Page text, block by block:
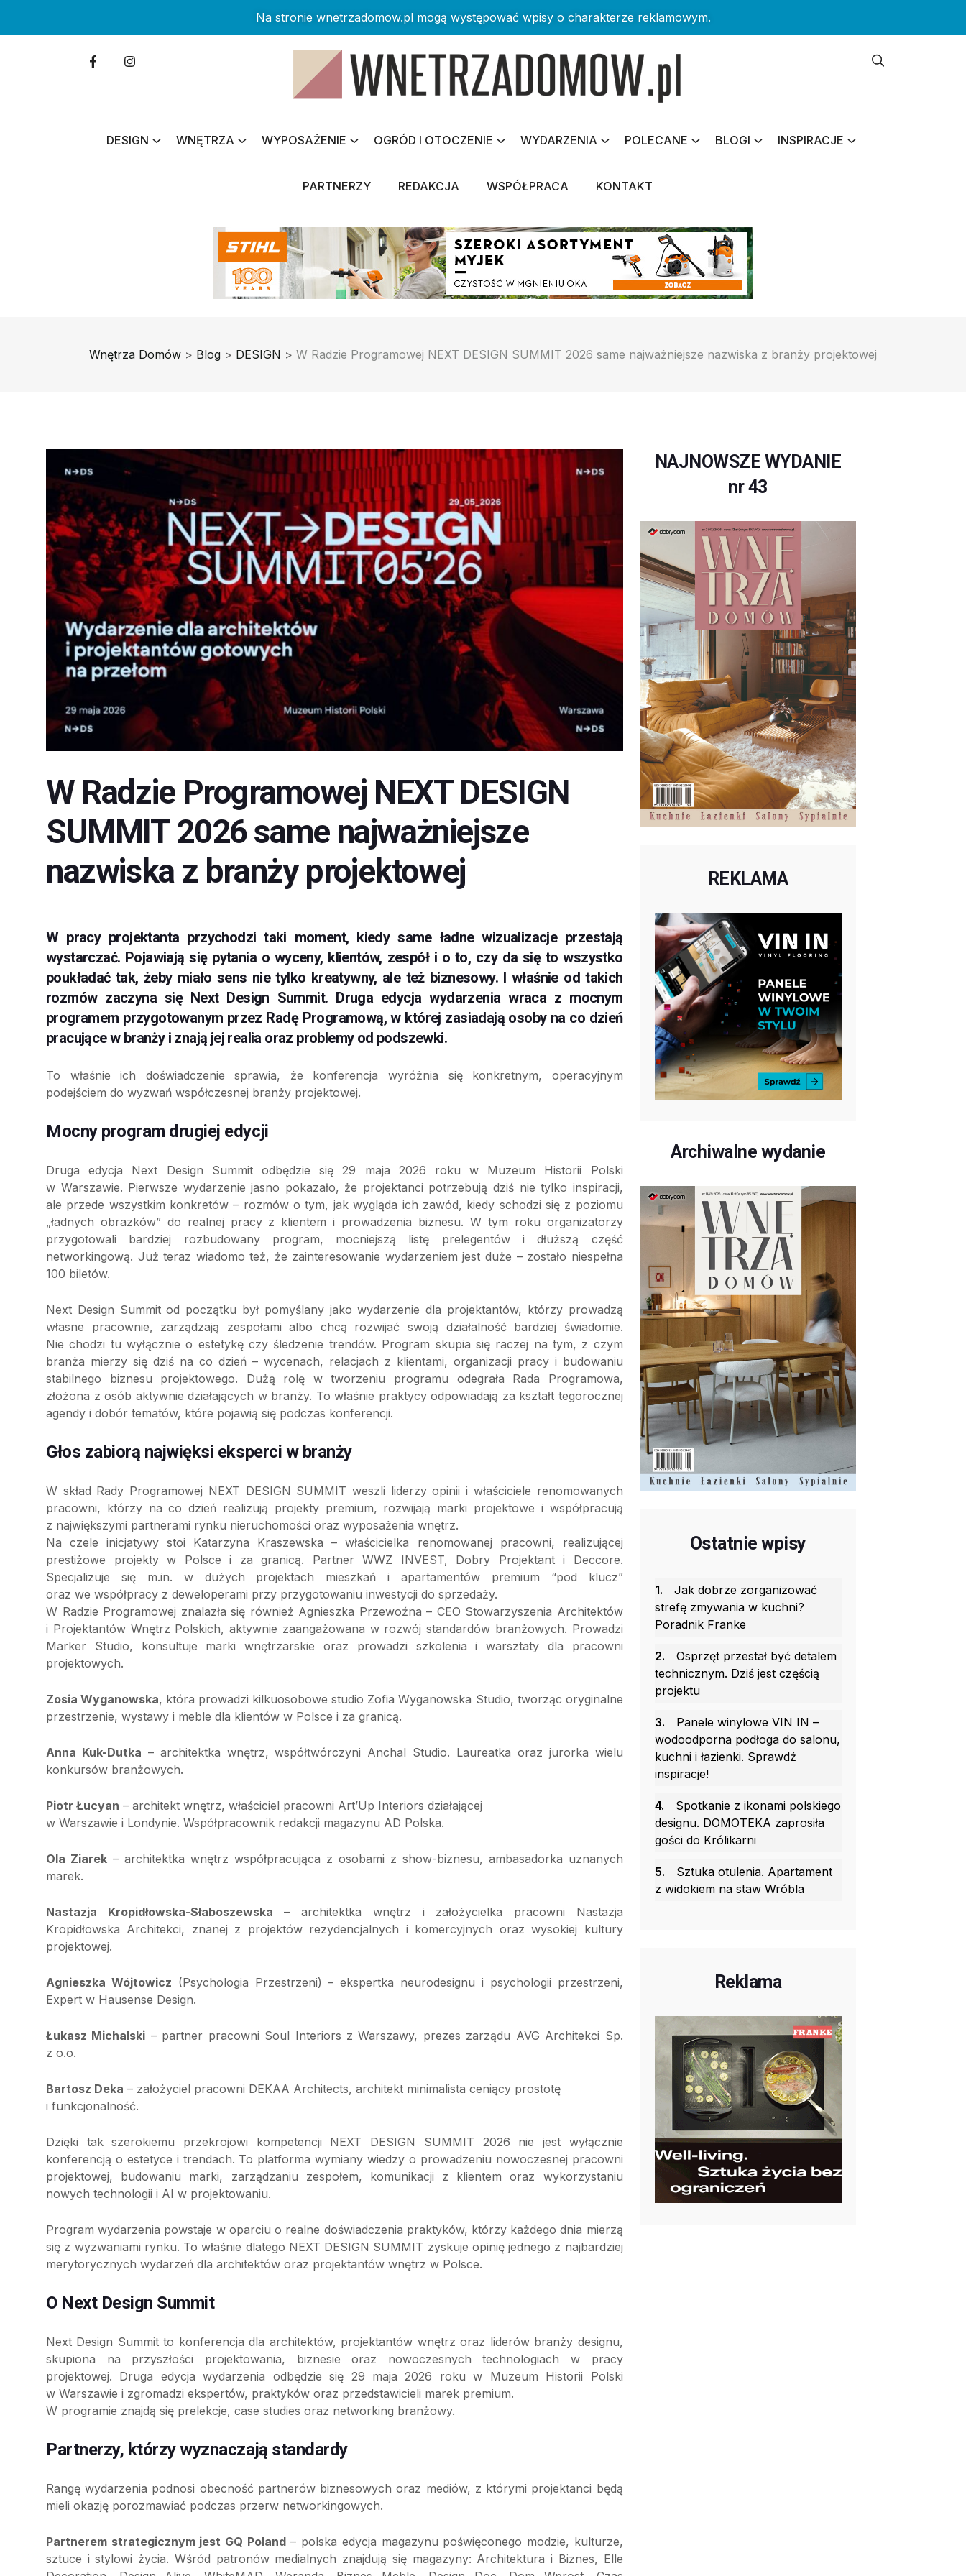
Na stronie wnetrzadomow.pl mogą występować wpisy o charakterze reklamowym.
DESIGN WNĘTRZA WYPOSAŻENIE OGRÓD I OTOCZENIE WYDARZENIA POLECANE BLOGI INSPIRACJE
PARTNERZY REDAKCJA WSPÓŁPRACA KONTAKT
Wnętrza Domów > Blog > DESIGN > W Radzie Programowej NEXT DESIGN SUMMIT 2026 same najważniejsze nazwiska z branży projektowej
W Radzie Programowej NEXT DESIGN
SUMMIT 2026 same najważniejsze
nazwiska z branży projektowej
W pracy projektanta przychodzi taki moment, kiedy same ładne wizualizacje przestają
wystarczać. Pojawiają się pytania o wyceny, klientów, zespół i o to, czy da się to wszystko
poukładać tak, żeby miało sens nie tylko kreatywny, ale też biznesowy. I właśnie od takich
rozmów zaczyna się Next Design Summit. Druga edycja wydarzenia wraca z mocnym
programem przygotowanym przez Radę Programową, w której zasiadają osoby na co dzień
pracujące w branży i znają jej realia oraz problemy od podszewki.
To właśnie ich doświadczenie sprawia, że konferencja wyróżnia się konkretnym, operacyjnym
podejściem do wyzwań współczesnej branży projektowej.
Mocny program drugiej edycji
Druga edycja Next Design Summit odbędzie się 29 maja 2026 roku w Muzeum Historii Polski
w Warszawie. Pierwsze wydarzenie jasno pokazało, że projektanci potrzebują dziś nie tylko inspiracji,
ale przede wszystkim konkretów – rozmów o tym, jak wygląda ich zawód, kiedy schodzi się z poziomu
„ładnych obrazków” do realnej pracy z klientem i prowadzenia biznesu. W tym roku organizatorzy
przygotowali bardziej rozbudowany program, mocniejszą listę prelegentów i dłuższą część
networkingową. Już teraz wiadomo też, że zainteresowanie wydarzeniem jest duże – zostało niespełna
100 biletów.
Next Design Summit od początku był pomyślany jako wydarzenie dla projektantów, którzy prowadzą
własne pracownie, zarządzają zespołami albo chcą rozwijać swoją działalność bardziej świadomie.
Nie chodzi tu wyłącznie o estetykę czy śledzenie trendów. Program skupia się raczej na tym, z czym
branża mierzy się dziś na co dzień – wycenach, relacjach z klientami, organizacji pracy i budowaniu
stabilnego biznesu projektowego. Dużą rolę w tworzeniu programu odegrała Rada Programowa,
złożona z osób aktywnie działających w branży. To właśnie praktycy odpowiadają za kształt tegorocznej
agendy i dobór tematów, które pojawią się podczas konferencji.
Głos zabiorą najwięksi eksperci w branży
W skład Rady Programowej NEXT DESIGN SUMMIT weszli liderzy opinii i właściciele renomowanych
pracowni, którzy na co dzień realizują projekty premium, rozwijają marki projektowe i współpracują
z największymi partnerami rynku nieruchomości oraz wyposażenia wnętrz.
Na czele inicjatywy stoi Katarzyna Kraszewska – właścicielka renomowanej pracowni, realizującej
prestiżowe projekty w Polsce i za granicą. Partner WWZ INVEST, Dobry Projektant i Deccore.
Specjalizuje się m.in. w dużych projektach mieszkań i apartamentów premium “pod klucz”
oraz we współpracy z deweloperami przy przygotowaniu inwestycji do sprzedaży.
W Radzie Programowej znalazła się również Agnieszka Przewoźna – CEO Stowarzyszenia Architektów
i Projektantów Wnętrz Polskich, aktywnie zaangażowana w rozwój standardów branżowych. Prowadzi
Marker Studio, konsultuje marki wnętrzarskie oraz prowadzi szkolenia i warsztaty dla pracowni
projektowych.
Zosia Wyganowska, która prowadzi kilkuosobowe studio Zofia Wyganowska Studio, tworząc oryginalne
przestrzenie, wystawy i meble dla klientów w Polsce i za granicą.
Anna Kuk-Dutka – architektka wnętrz, współtwórczyni Anchal Studio. Laureatka oraz jurorka wielu
konkursów branżowych.
Piotr Łucyan – architekt wnętrz, właściciel pracowni Art’Up Interiors działającej
w Warszawie i Londynie. Współpracownik redakcji magazynu AD Polska.
Ola Ziarek– architektka wnętrz współpracująca z osobami z show-biznesu, ambasadorka uznanych
marek.
Nastazja Kropidłowska-Słaboszewska – architektka wnętrz i założycielka pracowni Nastazja
Kropidłowska Architekci, znanej z projektów rezydencjalnych i komercyjnych oraz wysokiej kultury
projektowej.
Agnieszka Wójtowicz (Psychologia Przestrzeni) – ekspertka neurodesignu i psychologii przestrzeni,
Expert w Hausense Design.
Łukasz Michalski – partner pracowni Soul Interiors z Warszawy, prezes zarządu AVG Architekci Sp.
z o.o.
Bartosz Deka – założyciel pracowni DEKAA Architects, architekt minimalista ceniący prostotę
i funkcjonalność.
Dzięki tak szerokiemu przekrojowi kompetencji NEXT DESIGN SUMMIT 2026 nie jest wyłącznie
konferencją o estetyce i trendach. To platforma wymiany wiedzy o prowadzeniu nowoczesnej pracowni
projektowej, budowaniu marki, zarządzaniu zespołem, komunikacji z klientem oraz wykorzystaniu
nowych technologii i AI w projektowaniu.
Program wydarzenia powstaje w oparciu o realne doświadczenia praktyków, którzy każdego dnia mierzą
się z wyzwaniami rynku. To właśnie dlatego NEXT DESIGN SUMMIT zyskuje opinię jednego z najbardziej
merytorycznych wydarzeń dla architektów oraz projektantów wnętrz w Polsce.
O Next Design Summit
Next Design Summit to konferencja dla architektów, projektantów wnętrz oraz liderów branży designu,
skupiona na przyszłości projektowania, biznesie oraz nowoczesnych technologiach w pracy
projektowej. Druga edycja wydarzenia odbędzie się 29 maja 2026 roku w Muzeum Historii Polski
w Warszawie i zgromadzi ekspertów, praktyków oraz przedstawicieli marek premium.
W programie znajdą się prelekcje, case studies oraz networking branżowy.
Partnerzy, którzy wyznaczają standardy
Rangę wydarzenia podnosi obecność partnerów biznesowych oraz mediów, z którymi projektanci będą
mieli okazję porozmawiać podczas przerw networkingowych.
Partnerem strategicznym jest GQ Poland– polska edycja magazynu poświęconego modzie, kulturze,
sztuce i stylowi życia. Wśród patronów medialnych znajdują się magazyny: Architektura i Biznes, Elle
NAJNOWSZE WYDANIE
nr 43
REKLAMA
Archiwalne wydanie
Ostatnie wpisy
1.
Jak dobrze zorganizować
strefę zmywania w kuchni?
Poradnik Franke
2.
Osprzęt przestał być detalem
technicznym. Dziś jest częścią
projektu
3.
Panele winylowe VIN IN –
wodoodporna podłoga do salonu,
kuchni i łazienki. Sprawdź
inspiracje!
4.
Spotkanie z ikonami polskiego
designu. DOMOTEKA zaprosiła
gości do Królikarni
5.
Sztuka otulenia. Apartament
z widokiem na staw Wróbla
Reklama